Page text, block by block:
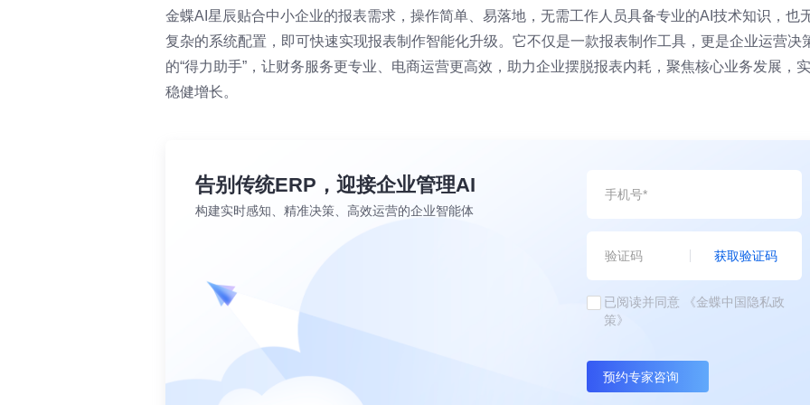
金蝶AI星辰贴合中小企业的报表需求，操作简单、易落地，无需工作人员具备专业的AI技术知识，也
复杂的系统配置，即可快速实现报表制作智能化升级。它不仅是一款报表制作工具，更是企业运营决
的“得力助手”，让财务服务更专业、电商运营更高效，助力企业摆脱报表内耗，聚焦核心业务发展，
稳健增长。
告别传统ERP，迎接企业管理AI
构建实时感知、精准决策、高效运营的企业智能体
获取验证码
已阅读并同意
《金蝶中国隐私政
策》
预约专家咨询